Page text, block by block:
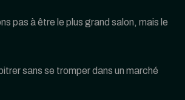
pas à être le plus grand salon, mais le
sans se tromper dans un marché